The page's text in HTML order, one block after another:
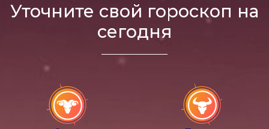
Уточните свой гороскоп на
сегодня